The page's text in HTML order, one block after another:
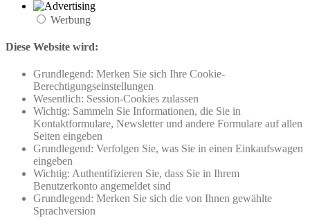
Werbung
Diese Website wird:
Grundlegend: Merken Sie sich Ihre Cookie-
Berechtigungseinstellungen
Wesentlich: Session-Cookies zulassen
Wichtig: Sammeln Sie Informationen, die Sie in
Kontaktformulare, Newsletter und andere Formulare auf allen
Seiten eingeben
Grundlegend: Verfolgen Sie, was Sie in einen Einkaufswagen
eingeben
Wichtig: Authentifizieren Sie, dass Sie in Ihrem
Benutzerkonto angemeldet sind
Grundlegend: Merken Sie sich die von Ihnen gewählte
Sprachversion